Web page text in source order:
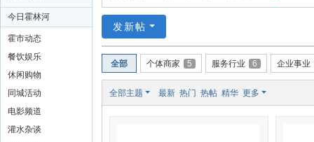
林
河
港
今日霍林河
霍市动态
餐饮娱乐
休闲购物
同城活动
电影频道
灌水杂谈
发新帖
全部 个体商家 5 服务行业 6 企业事业
全部主题 最新 热门 热帖 精华 更多